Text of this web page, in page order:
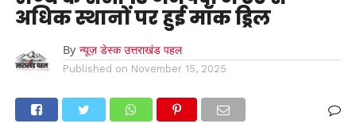
अधिक स्थानों पर हुई मॉक ड्रिल
By न्यूज़ डेस्क उत्तराखंड पहल
Published on November 15, 2025